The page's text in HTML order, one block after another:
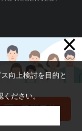
×
向上検討を目的と
ください。